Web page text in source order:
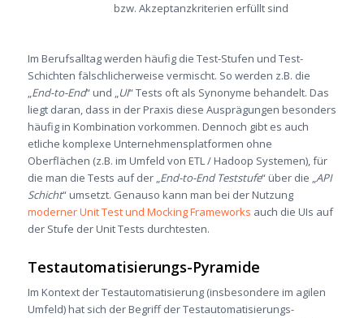
bzw. Akzeptanzkriterien erfüllt sind
Im Berufsalltag werden häufig die Test-Stufen und Test-
Schichten fälschlicherweise vermischt. So werden z.B. die
„End-to-End“ und „UI“ Tests oft als Synonyme behandelt. Das
liegt daran, dass in der Praxis diese Ausprägungen besonders
häufig in Kombination vorkommen. Dennoch gibt es auch
etliche komplexe Unternehmensplatformen ohne
Oberflächen (z.B. im Umfeld von ETL / Hadoop Systemen), für
die man die Tests auf der „End-to-End Teststufe“ über die „API
Schicht“ umsetzt. Genauso kann man bei der Nutzung
moderner Unit Test und Mocking Frameworks auch die UIs auf
der Stufe der Unit Tests durchtesten.
Testautomatisierungs-Pyramide
Im Kontext der Testautomatisierung (insbesondere im agilen
Umfeld) hat sich der Begriff der Testautomatisierungs-